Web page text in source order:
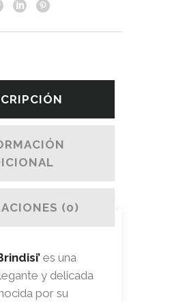
(0)
es una
y delicada
por su